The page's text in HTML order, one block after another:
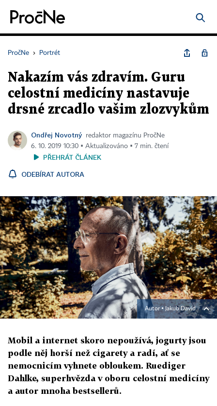
PročNe › Portrét
Nakazím vás zdravím. Guru
celostní medicíny nastavuje
drsné zrcadlo vašim zlozvykům
Ondřej Novotný
redaktor magazínu PročNe
6. 10. 2019 10:30 ▪ Aktualizováno ▪ 7 min. čtení
PŘEHRÁT ČLÁNEK
ODEBÍRAT AUTORA
Autor ▪Jakub David
Mobil a internet skoro nepoužívá, jogurty jsou
podle něj horší než cigarety a radí, ať se
nemocnicím vyhnete obloukem. Ruediger
Dahlke, superhvězda v oboru celostní medicíny
a autor mnoha bestsellerů.